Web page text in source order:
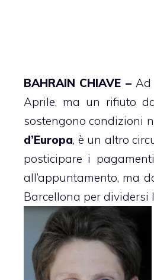
BAHRAIN CHIAVE –Ad
Aprile, ma un rifiuto
sostengono condizioni
d’Europa, è un altro
posticipare i
all’appuntamento, ma
Barcellona per dividersi